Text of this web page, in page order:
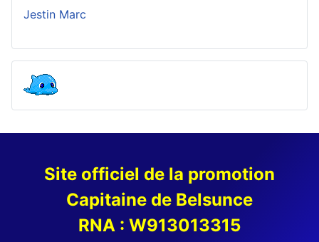
Jestin Marc
Site officiel de la promotion
Capitaine de Belsunce
RNA : W913013315